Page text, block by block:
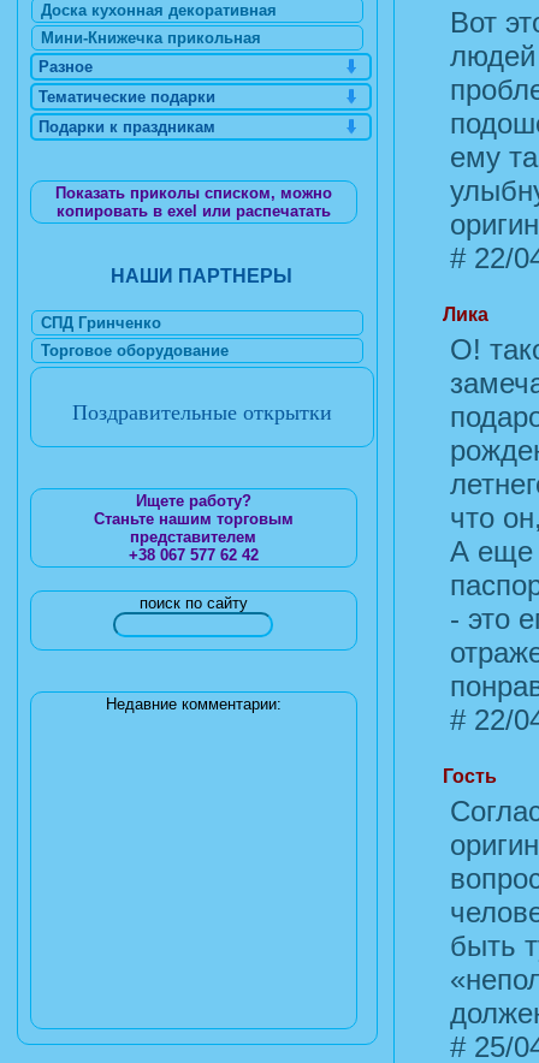
Вот
людей
ему
#22/
Лика
О!
что
А еще
- это
#22/
Гость
быть
#25/
Доска кухонная декоративная
Мини-Книжечка прикольная
Разное
Тематические подарки
Подарки к праздникам
Показать приколы списком, можно
копировать в exel или распечатать
НАШИ ПАРТНЕРЫ
СПД Гринченко
Торговое оборудование
Поздравительные открытки
Ищете работу?
Станьте нашим торговым
представителем
+38 067 577 62 42
поиск по сайту
Недавние комментарии: